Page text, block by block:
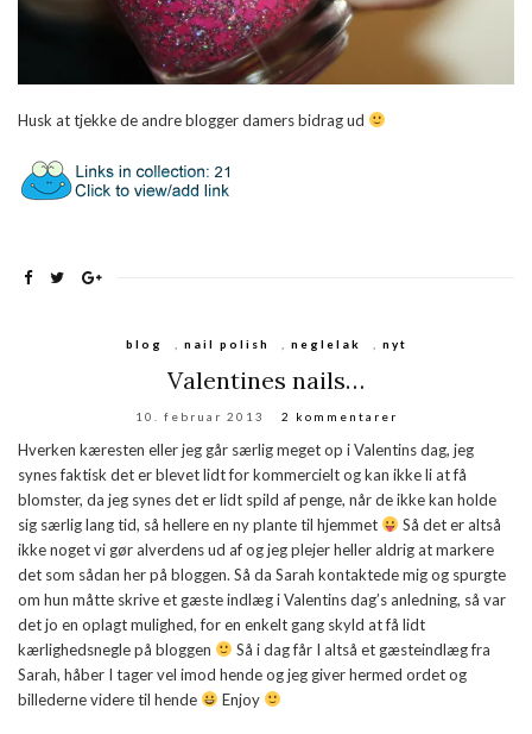
Husk at tjekke de andre blogger damers bidrag ud
blog nail polish neglelak nyt
Valentines nails…
10. februar 2013 2 kommentarer
Hverken kæresten eller jeg går særlig meget op i Valentins dag, jeg
synes faktisk det er blevet lidt for kommercielt og kan ikke li at få
blomster, da jeg synes det er lidt spild af penge, når de ikke kan holde
sig særlig lang tid, så hellere en ny plante til hjemmet
Så det er altså
ikke noget vi gør alverdens ud af og jeg plejer heller aldrig at markere
det som sådan her på bloggen. Så da Sarah kontaktede mig og spurgte
om hun måtte skrive et gæste indlæg i Valentins dag’s anledning, så var
det jo en oplagt mulighed, for en enkelt gang skyld at få lidt
kærlighedsnegle på bloggen
Så i dag får I altså et gæsteindlæg fra
Sarah, håber I tager vel imod hende og jeg giver hermed ordet og
billederne videre til hende
Enjoy